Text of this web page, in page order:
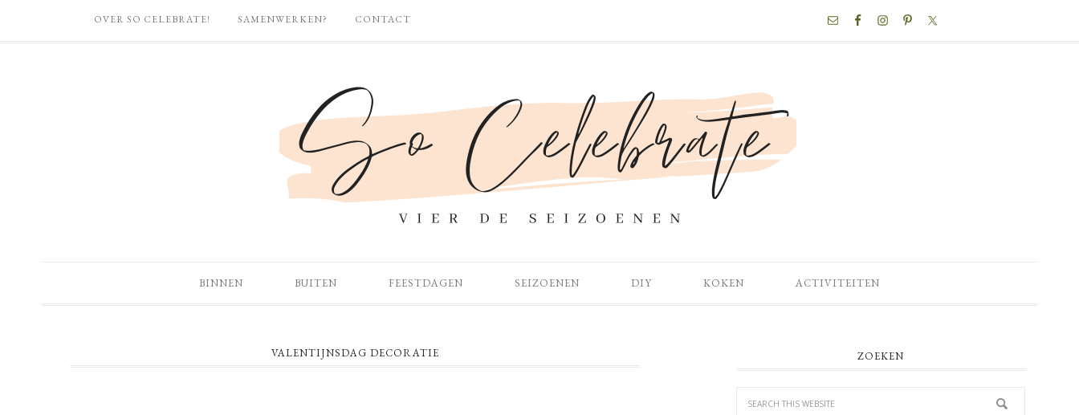
OVER SO CELEBRATE! SAMENWERKEN? CONTACT
BINNEN BUITEN FEESTDAGEN SEIZOENEN DIY KOKEN ACTIVITEITEN
VALENTIJNSDAG DECORATIE ZOEKEN